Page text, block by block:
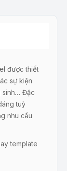
được thiết
sự kiện
sinh… Đặc
tuỳ
nhu cầu
template